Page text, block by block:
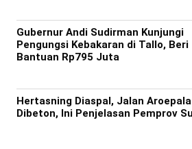
Gubernur Andi Sudirman Kunjungi
Pengungsi Kebakaran di Tallo, Beri
Bantuan Rp795 Juta
Hertasning Diaspal, Jalan Aroepala
Dibeton, Ini Penjelasan Pemprov